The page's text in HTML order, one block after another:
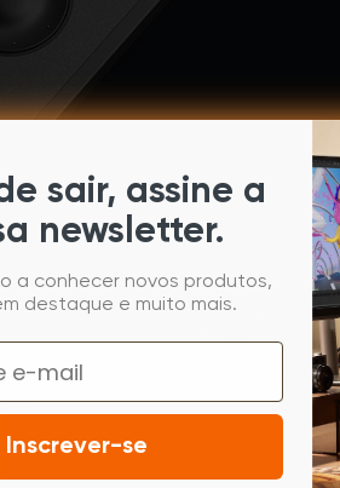
sair, assine a
newsletter.
a conhecer novos produtos,
destaque e muito mais.
Inscrever-se